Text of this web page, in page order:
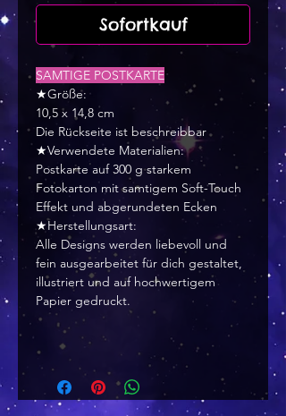
Sofortkauf
SAMTIGE POSTKARTE
★Größe:
10,5 x 14,8 cm
Die Rückseite ist beschreibbar
★Verwendete Materialien:
Postkarte auf 300 g starkem
Fotokarton mit samtigem Soft-Touch
Effekt und abgerundeten Ecken
★Herstellungsart:
Alle Designs werden liebevoll und
fein ausgearbeitet für dich gestaltet,
illustriert und auf hochwertigem
Papier gedruckt.